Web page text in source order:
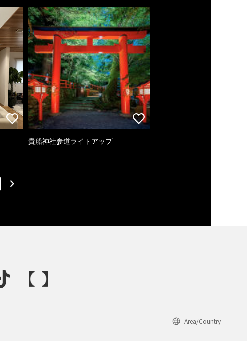
貴船神社参道ライトアップ
Area/Country